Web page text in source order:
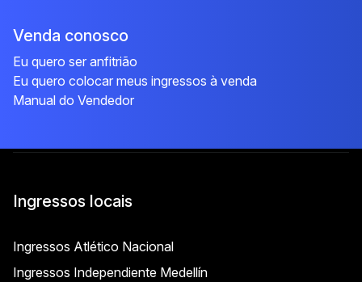
Venda conosco
Eu quero ser anfitrião
Eu quero colocar meus ingressos à venda
Manual do Vendedor
Ingressos locais
Ingressos Atlético Nacional
Ingressos Independiente Medellín